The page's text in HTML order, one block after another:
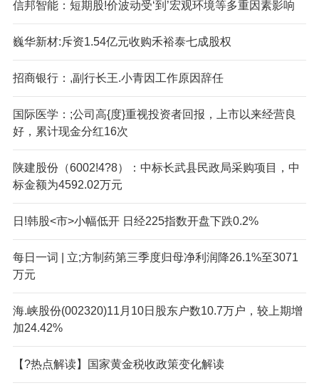
信邦智能：短期股!价波动受‘到’宏观环境等多重因素影响
巍华新材:斥资1.54亿元收购禾裕泰七成股权
招商银行：,副行长王.小青因工作原因辞任
国际医学：;公司高{度}重视投资者回报，上市以来经营良
好，累计现金分红16次
陕建股份（6002!4?8）：中标长武县民政局采购项目，中
标金额为4592.02万元
日!韩股<市>小幅低开 日经225指数开盘下跌0.2%
每日一词 | 立;方制药第三季度归母净利润降26.1%至3071
万元
海.峡股份(002320)11月10日股东户数10.7万户，较上期增
加24.42%
【?热点解读】国家黄金税收政策变化解读